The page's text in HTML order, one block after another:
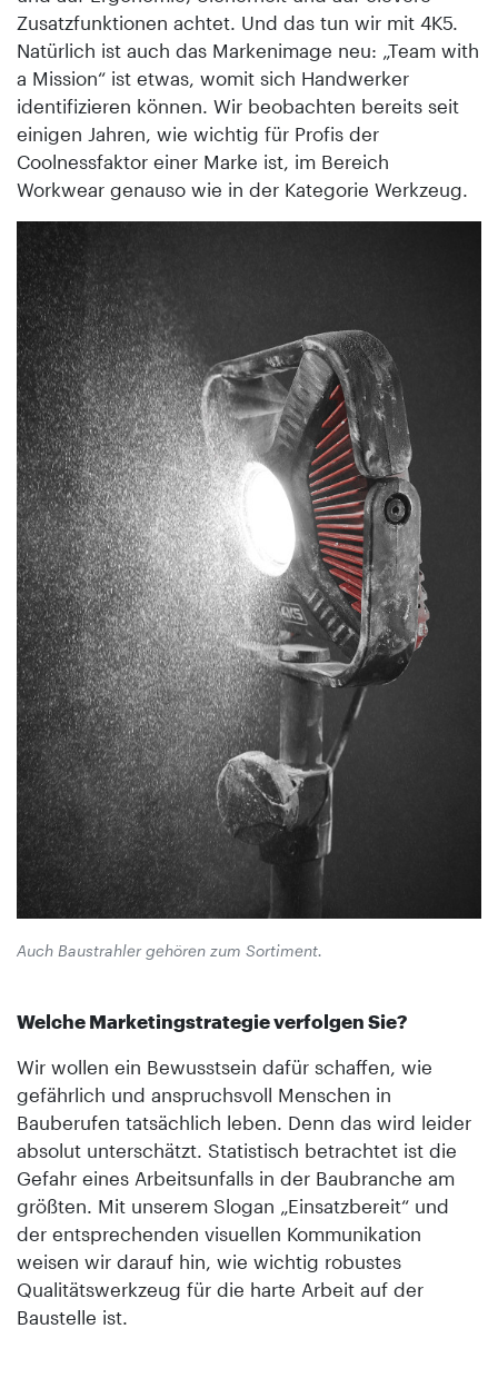
Zusatzfunktionen achtet. Und das tun wir mit 4K5.
Natürlich ist auch das Markenimage neu: „Team with
a Mission“ ist etwas, womit sich Handwerker
identifizieren können. Wir beobachten bereits seit
einigen Jahren, wie wichtig für Profis der
Coolnessfaktor einer Marke ist, im Bereich
Workwear genauso wie in der Kategorie Werkzeug.
Auch Baustrahler gehören zum Sortiment.
Welche Marketingstrategie verfolgen Sie?
Wir wollen ein Bewusstsein dafür schaffen, wie
gefährlich und anspruchsvoll Menschen in
Bauberufen tatsächlich leben. Denn das wird leider
absolut unterschätzt. Statistisch betrachtet ist die
Gefahr eines Arbeitsunfalls in der Baubranche am
größten. Mit unserem Slogan „Einsatzbereit“ und
der entsprechenden visuellen Kommunikation
weisen wir darauf hin, wie wichtig robustes
Qualitätswerkzeug für die harte Arbeit auf der
Baustelle ist.